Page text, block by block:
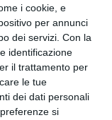
i cookie, e
per annunci
dei servizi. Con la
identificazione
il trattamento per
le tue
dei dati personali
si